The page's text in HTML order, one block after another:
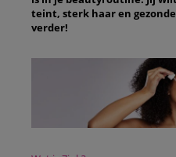
teint, sterk haar en gezonde
verder!